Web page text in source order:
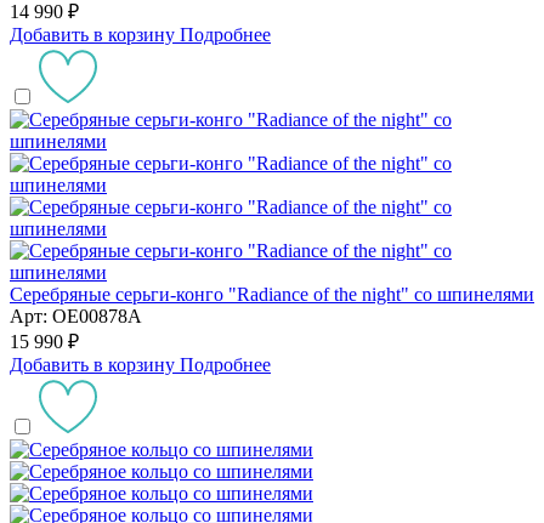
14 990 ₽
Добавить в корзину Подробнее
Серебряные серьги-конго "Radiance of the night" со шпинелями
Арт: OE00878A
15 990 ₽
Добавить в корзину Подробнее